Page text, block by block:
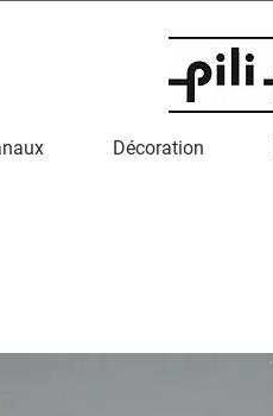
Décoration